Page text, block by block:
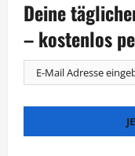
Deine
– kostenlos